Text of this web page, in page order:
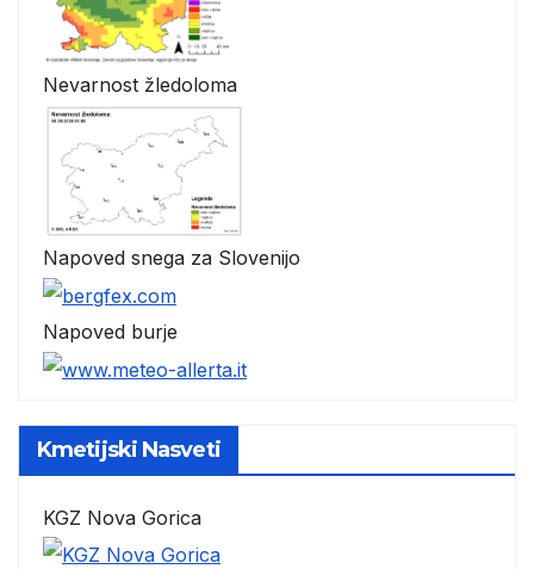
Nevarnost žledoloma
Napoved snega za Slovenijo
Napoved burje
Kmetijski Nasveti
KGZ Nova Gorica